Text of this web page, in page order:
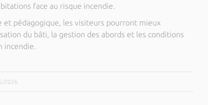
face au risque incendie.
et pédagogique, les visiteurs pourront mieux
du bâti, la gestion des abords et les conditions
incendie.
2026